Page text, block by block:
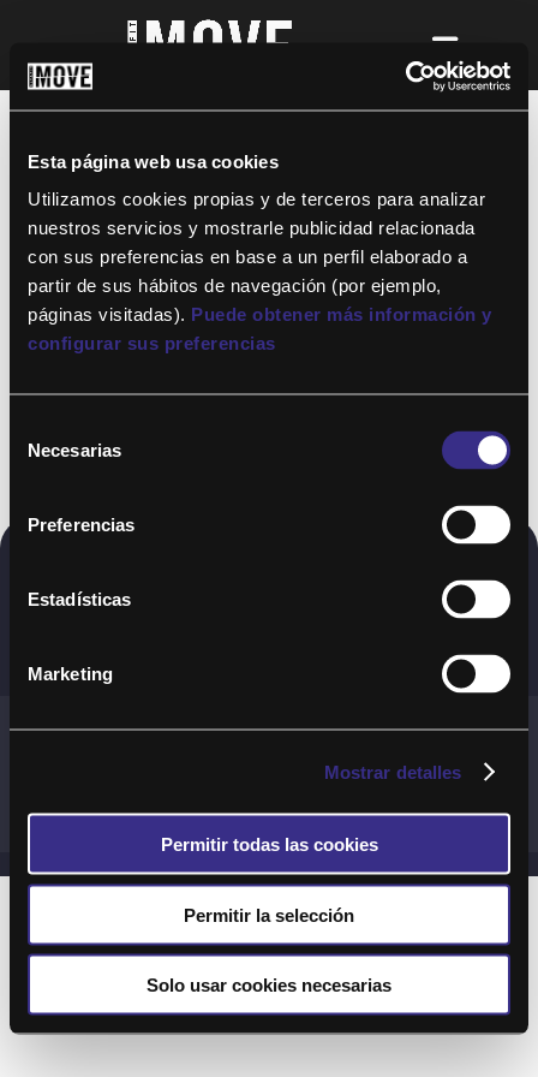
Esta página web usa cookies
Utilizamos cookies propias y de terceros para analizar
nuestros servicios y mostrarle publicidad relacionada
con sus preferencias en base a un perfil elaborado a
partir de sus hábitos de navegación (por ejemplo,
páginas visitadas). Puede obtener más información y
configurar sus preferencias
Necesarias
Preferencias
Estadísticas
Marketing
Mostrar detalles
Permitir todas las cookies
Permitir la selección
Solo usar cookies necesarias
¡Para disfrutar de ALTAFIT MOVE tienes
así podrás acceder a todos nuestros
entrenamientos y clases online donde
quieras!
Copyright © 2020. Todos los derechos
Términos y Cond. Generales de uso del Servicio
Preguntas Frecuentes